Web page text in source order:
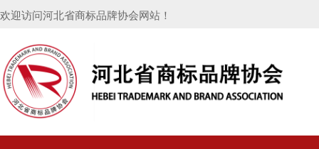
欢迎访问河北省商标品牌协会网站！